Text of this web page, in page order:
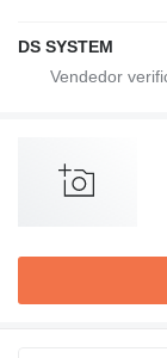
DS SYSTEM